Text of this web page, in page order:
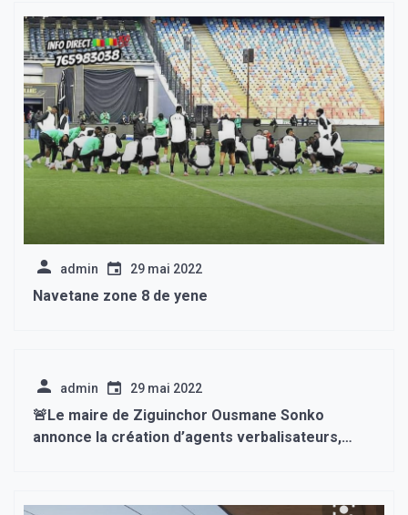
admin 29 mai 2022
Navetane zone 8 de yene
admin 29 mai 2022
🚨Le maire de Ziguinchor Ousmane Sonko
annonce la création d’agents verbalisateurs,
millions francs CFA au Casa Sports